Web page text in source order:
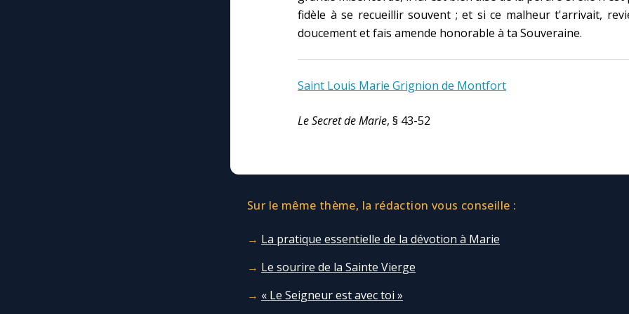
fidèle à se recueillir souvent ; et si ce malheur t'arrivait,
doucement et fais amende honorable à ta Souveraine.
Saint Louis Marie Grignion de Montfort
Le Secret de Marie, § 43-52
Sur le même thème, la rédaction vous conseille :
La pratique essentielle de la dévotion à Marie
Le sourire de la Sainte Vierge
« Le Seigneur est avec toi »